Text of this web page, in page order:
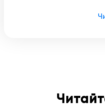
Введите номер